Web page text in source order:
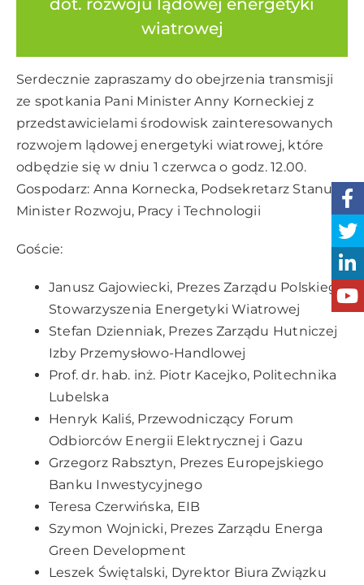
dot. rozwoju lądowej energetyki
wiatrowej
Serdecznie zapraszamy do obejrzenia transmisji
ze spotkania Pani Minister Anny Korneckiej z
przedstawicielami środowisk zainteresowanych
rozwojem lądowej energetyki wiatrowej, które
odbędzie się w dniu 1 czerwca o godz. 12.00.
Gospodarz: Anna Kornecka, Podsekretarz Stanu,
Minister Rozwoju, Pracy i Technologii
Goście:
Janusz Gajowiecki, Prezes Zarządu Polskiego
Stowarzyszenia Energetyki Wiatrowej
Stefan Dzienniak, Prezes Zarządu Hutniczej
Izby Przemysłowo-Handlowej
Prof. dr. hab. inż. Piotr Kacejko, Politechnika
Lubelska
Henryk Kaliś, Przewodniczący Forum
Odbiorców Energii Elektrycznej i Gazu
Grzegorz Rabsztyn, Prezes Europejskiego
Banku Inwestycyjnego
Teresa Czerwińska, EIB
Szymon Wojnicki, Prezes Zarządu Energa
Green Development
Leszek Świętalski, Dyrektor Biura Związku